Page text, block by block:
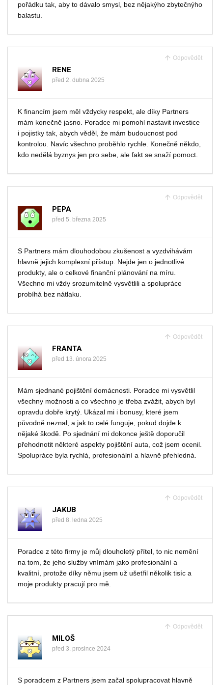
pořádku tak, aby to dávalo smysl, bez nějakýho zbytečnýho
balastu.
Odpovědět
RENE
před 2. dubna 2025
K financím jsem měl vždycky respekt, ale díky Partners
mám konečně jasno. Poradce mi pomohl nastavit investice
i pojistky tak, abych věděl, že mám budoucnost pod
kontrolou. Navíc všechno proběhlo rychle. Konečně někdo,
kdo nedělá byznys jen pro sebe, ale fakt se snaží pomoct.
Odpovědět
PEPA
před 5. března 2025
S Partners mám dlouhodobou zkušenost a vyzdvihávám
hlavně jejich komplexní přístup. Nejde jen o jednotlivé
produkty, ale o celkové finanční plánování na míru.
Všechno mi vždy srozumitelně vysvětlili a spolupráce
probíhá bez nátlaku.
Odpovědět
FRANTA
před 13. února 2025
Mám sjednané pojištění domácnosti. Poradce mi vysvětlil
všechny možnosti a co všechno je třeba zvážit, abych byl
opravdu dobře krytý. Ukázal mi i bonusy, které jsem
původně neznal, a jak to celé funguje, pokud dojde k
nějaké škodě. Po sjednání mi dokonce ještě doporučil
přehodnotit některé aspekty pojištění auta, což jsem ocenil.
Spolupráce byla rychlá, profesionální a hlavně přehledná.
Odpovědět
JAKUB
před 8. ledna 2025
Poradce z této firmy je můj dlouholetý přítel, to nic nemění
na tom, že jeho služby vnímám jako profesionální a
kvalitní, protože díky němu jsem už ušetřil několik tisíc a
moje produkty pracují pro mě.
Odpovědět
MILOŠ
před 3. prosince 2024
S poradcem z Partners jsem začal spolupracovat hlavně